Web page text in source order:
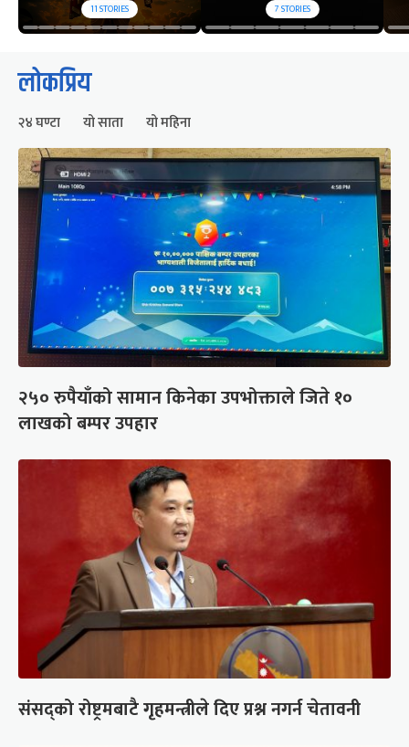
11STORIES 7STORIES
लोकप्रिय
२४ घण्टा यो साता यो महिना
२५० रुपैयाँको सामान किनेका उपभोक्ताले जिते १०
लाखको बम्पर उपहार
संसद्को रोष्ट्रमबाटै गृहमन्त्रीले दिए प्रश्न नगर्न चेतावनी